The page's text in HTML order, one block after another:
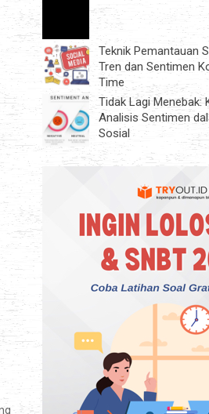
Teknik Pemantauan
Tren dan Sentimen
Time
Tidak Lagi Menebak:
Analisis Sentimen
Sosial